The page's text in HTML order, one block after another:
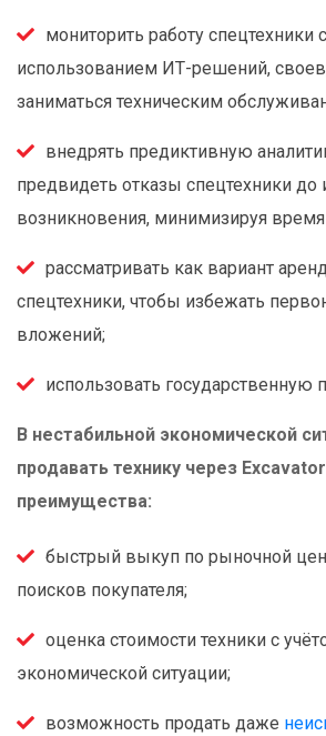
мониторить работу спецтехники с
использованием ИТ-решений,
заниматься техническим
внедрять предиктивную
предвидеть отказы спецтехники до
возникновения, минимизируя время
рассматривать как вариант
спецтехники, чтобы избежать
вложений;
использовать государственную
В нестабильной экономической
продавать технику через
преимущества:
быстрый выкуп по рыночной
поисков покупателя;
оценка стоимости техники с
экономической ситуации;
возможность продать даже